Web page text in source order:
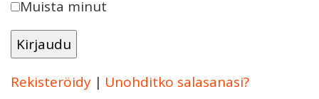
Muista minut
Rekisteröidy | Unohditko salasanasi?